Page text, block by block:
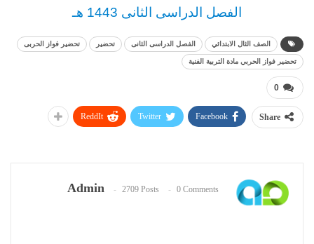
الفصل الدراسى الثانى 1443 هـ
الصف الثال الابتدائي الفصل الدراسى الثانى تحضير تحضير فواز الحربى
تحضير فواز الحربي مادة التربية الفنية
0
Share
Facebook
Twitter
ReddIt
Admin 2709 Posts 0 Comments